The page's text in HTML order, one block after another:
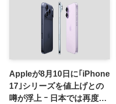
Appleが8月10日に｢iPhone
17｣シリーズを値上げとの
噂が浮上 ｰ 日本では再度値